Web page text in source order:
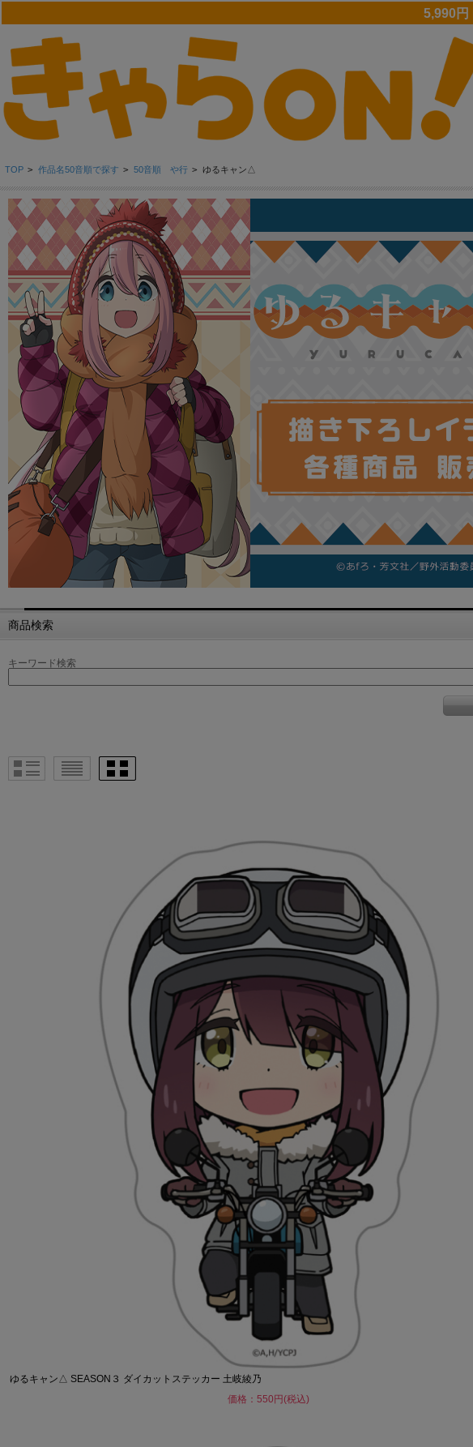
5,990円
TOP > 作品名50音順で探す > 50音順 や行 > ゆるキャン△
商品検索
キーワード検索
ゆるキャン△ SEASON３ ダイカットステッカー 土岐綾乃
価格：550円(税込)